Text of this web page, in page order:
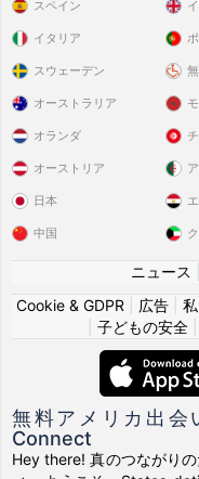
スペイン
イタリア
スウェーデン
オーストラリア
オランダ
オーストリア
日本
中国
ニュース
Cookie & GDPR
広告
子どもの安全|
無料アメリカ出会
Connect
Hey there! 真のつながり